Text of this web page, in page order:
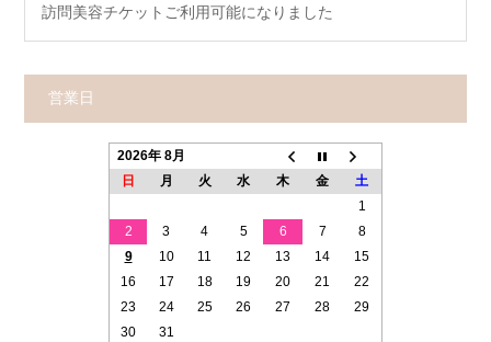
訪問美容チケットご利用可能になりました
営業日
2026年 8月
日
月 火 水 木 金
土
1
2
3 4 5 6 7
8
9
10 11 12 13 14
15
16
17 18 19 20 21
22
23
24 25 26 27 28
29
30
31